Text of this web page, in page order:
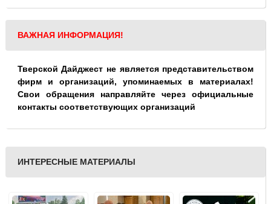
ВАЖНАЯ ИНФОРМАЦИЯ!
Тверской Дайджест не является представительством
фирм и организаций, упоминаемых в материалах!
Свои обращения направляйте через официальные
контакты соответствующих организаций
ИНТЕРЕСНЫЕ МАТЕРИАЛЫ